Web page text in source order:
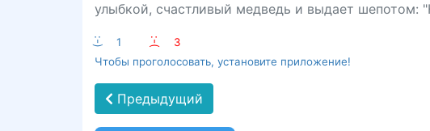
улыбкой, счастливый медведь и выдает
:-) 1 :-(
3
Чтобы проголосовать, установите приложение!
Предыдущий